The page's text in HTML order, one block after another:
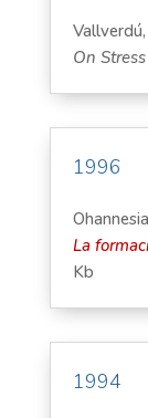
On
1996
La
Kb
1994